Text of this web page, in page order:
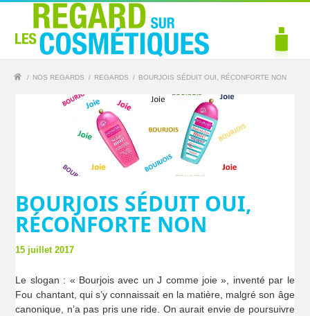
/ NOS REGARDS / REGARDS / BOURJOIS SÉDUIT OUI, RÉCONFORTE NON
BOURJOIS SÉDUIT OUI,
RÉCONFORTE NON
15 juillet 2017
Le slogan : « Bourjois avec un J comme joie », inventé par le
Fou chantant, qui s’y connaissait en la matière, malgré son âge
canonique, n’a pas pris une ride. On aurait envie de poursuivre